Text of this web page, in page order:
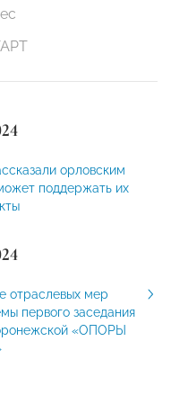
орловским
поддержать их
отраслевых мер
первого заседания
«ОПОРЫ